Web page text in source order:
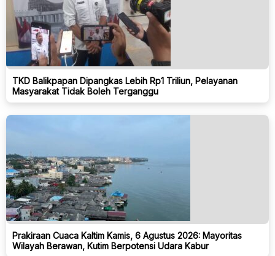
TKD Balikpapan Dipangkas Lebih Rp1 Triliun, Pelayanan
Masyarakat Tidak Boleh Terganggu
Prakiraan Cuaca Kaltim Kamis, 6 Agustus 2026: Mayoritas
Wilayah Berawan, Kutim Berpotensi Udara Kabur